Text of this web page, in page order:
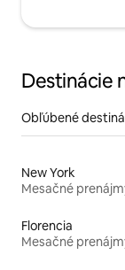
Destinácie
Obľúbené
New York
Mesačné
Florencia
Mesačné